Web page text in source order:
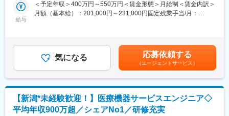
■業務内容
を進めます。
病院でのメンテナンス業務後に社内で報告書作成などの業務を行
同社の入社者は9割以上が未経験からのスタートとなっており、入
社後には2年に渡る研修プログラムを用意している他、点検は2人
以上で行いますので先輩にフォローしていただける環境です。
給与
＜予定年収＞400万円～550万円＜賃金形態＞月給制＜賃金内訳＞
月額（基本給）：201,000円～231,000円固定残業手当/月：
年2回あり（７月、12月）※業績による■昇給年1回（6月）【未経
験入社事例】・高卒・製造業（4年以上軽微メンテ経験あり）／
430万～・建設業／社会人歴2年未満／430万円・運送業・接客業
／社会人歴1年／400万円・臨床工学技士/6年以上/490万円～賃金
はあくまでも目安の金額であり、選考を通じて上下する可能性が
あります。月給(月額)は固定手当を含めた表記です。
気になる 応募依頼する
（エージェントサービス）
【新潟*未経験歓迎！】医療機器サービスエンジニア◇
平均年収900万超／シェアNo1／研修充実